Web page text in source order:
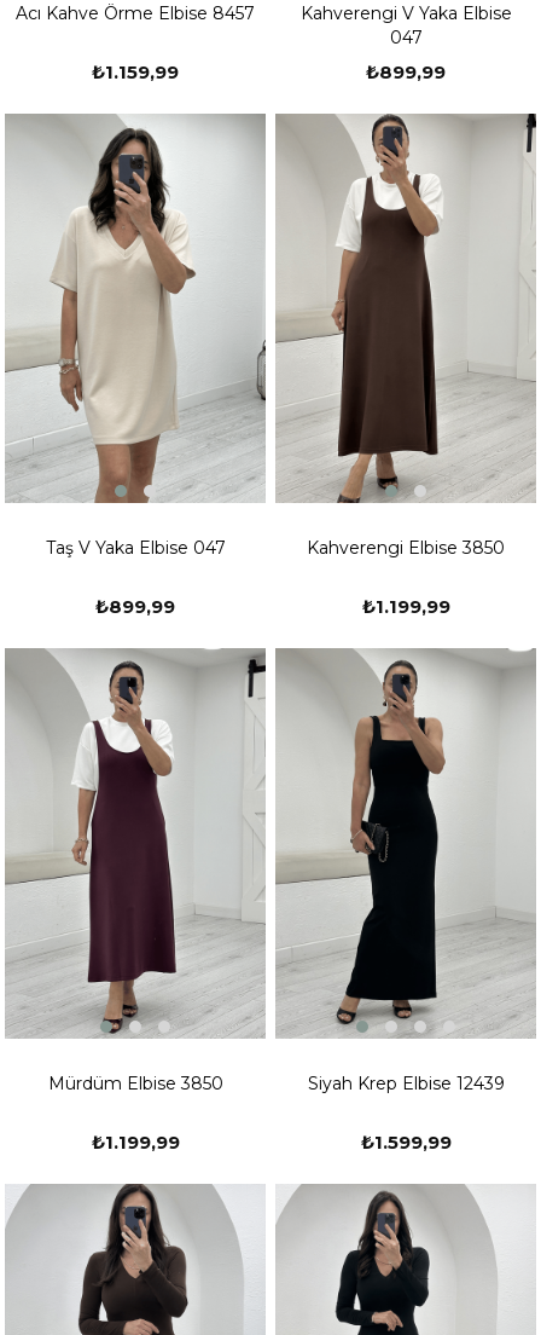
Acı Kahve Örme Elbise 8457
₺1.159,99
Kahverengi V Yaka Elbise
047
₺899,99
Taş V Yaka Elbise 047
₺899,99
Kahverengi Elbise 3850
₺1.199,99
Mürdüm Elbise 3850
₺1.199,99
Siyah Krep Elbise 12439
₺1.599,99